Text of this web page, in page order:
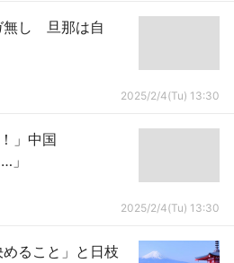
し 旦那は自
2025/2/4(Tu) 13:30
」中国
」
2025/2/4(Tu) 13:30
ること」と日枝